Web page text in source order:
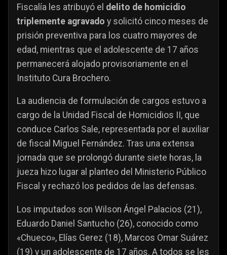
Fiscalía les atribuyó el delito de homicidio
triplemente agravado y solicitó cinco meses de
prisión preventiva para los cuatro mayores de
edad, mientras que el adolescente de 17 años
permanecerá alojado provisoriamente en el
Instituto Cura Brochero.
La audiencia de formulación de cargos estuvo a
cargo de la Unidad Fiscal de Homicidios II, que
conduce Carlos Sale, representada por el auxiliar
de fiscal Miguel Fernández. Tras una extensa
jornada que se prolongó durante siete horas, la
jueza hizo lugar al planteo del Ministerio Público
Fiscal y rechazó los pedidos de las defensas.
Los imputados son Wilson Ángel Palacios (21),
Eduardo Daniel Santucho (26), conocido como
«Chueco», Elías Gerez (18), Marcos Omar Suárez
(19) y un adolescente de 17 años. A todos se les